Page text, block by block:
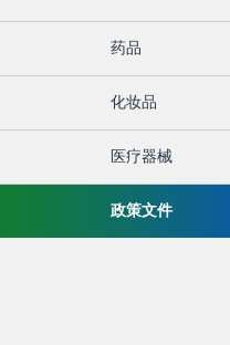
关于举办第十六
药品
化妆品
医疗器械
政策文件